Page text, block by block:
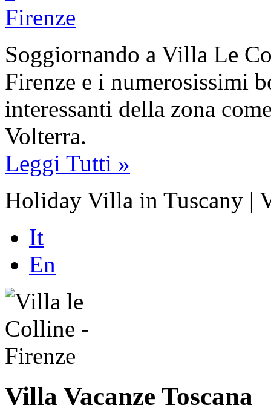
Soggiornando a Villa Le
Firenze e i numerosissimi
interessanti della zona
Volterra.
Leggi Tutti »
Holiday Villa in Tuscany |
It
En
Villa Vacanze Toscana